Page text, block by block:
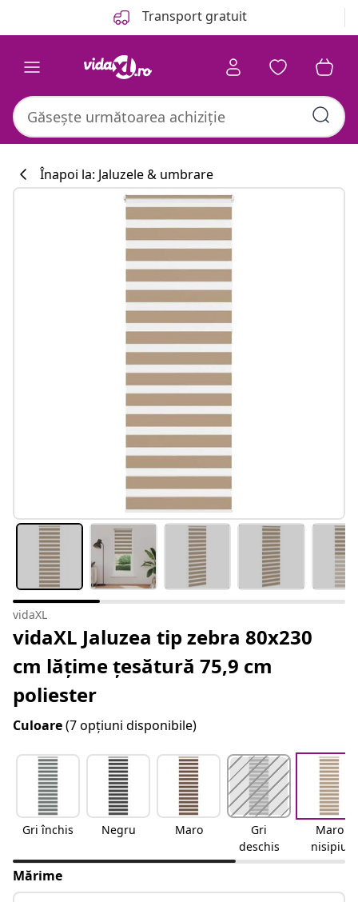
Transport gratuit
Înapoi la: Jaluzele & umbrare
vidaXL
vidaXL Jaluzea tip zebra 80x230
cm lățime țesătură 75,9 cm
poliester
Culoare(7 opțiuni disponibile)
Gri închis Negru Maro
Gri
deschis
Maro
nisipiu
Mărime